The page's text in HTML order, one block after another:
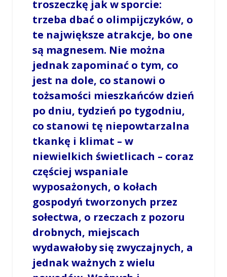
troszeczkę jak w sporcie:
trzeba dbać o olimpijczyków, o
te największe atrakcje, bo one
są magnesem. Nie można
jednak zapominać o tym, co
jest na dole, co stanowi o
tożsamości mieszkańców dzień
po dniu, tydzień po tygodniu,
co stanowi tę niepowtarzalna
tkankę i klimat – w
niewielkich świetlicach – coraz
częściej wspaniale
wyposażonych, o kołach
gospodyń tworzonych przez
sołectwa, o rzeczach z pozoru
drobnych, miejscach
wydawałoby się zwyczajnych, a
jednak ważnych z wielu